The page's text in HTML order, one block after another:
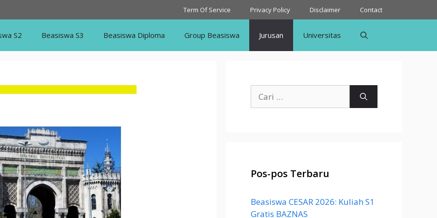
Term Of Service Privacy Policy Disclaimer Contact
S2 Beasiswa S3 Beasiswa Diploma Group Beasiswa Jurusan Universitas
untuk:
Pos-pos Terbaru
Beasiswa CESAR 2026: Kuliah S1
Gratis BAZNAS